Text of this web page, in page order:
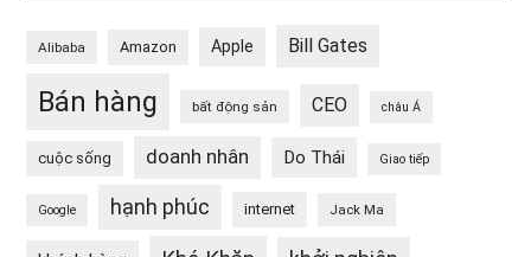
Alibaba Amazon Apple Bill Gates
Bán hàng bất động sản CEO châu Á
cuộc sống doanh nhân Do Thái Giao tiếp
Google hạnh phúc internet Jack Ma